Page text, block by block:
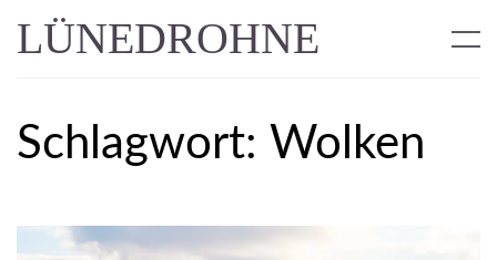
LÜNEDROHNE
Schlagwort: Wolken